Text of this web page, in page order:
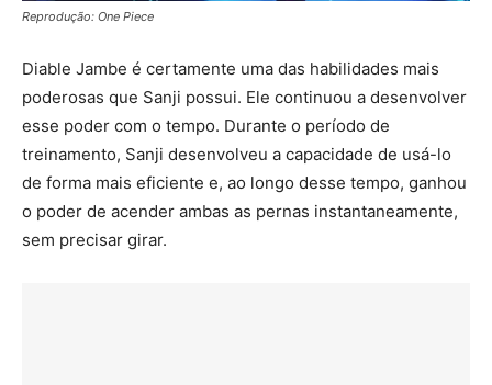
Reprodução: One Piece
Diable Jambe é certamente uma das habilidades mais
poderosas que Sanji possui. Ele continuou a desenvolver
esse poder com o tempo. Durante o período de
treinamento, Sanji desenvolveu a capacidade de usá-lo
de forma mais eficiente e, ao longo desse tempo, ganhou
o poder de acender ambas as pernas instantaneamente,
sem precisar girar.